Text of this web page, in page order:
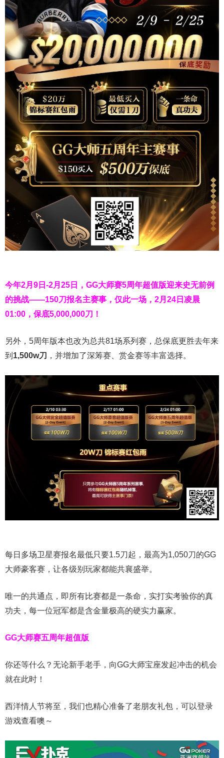
今年2月9日-2月25日， GG大师赛5周年超值版迎来史无前例
的挑战——150刀报名主赛事，仅此一场，2月24日凌晨
01:00，保底5,000,000刀！
另外，5周年版本也改为总共81场系列赛，总保底更胜去年来
到 1,500w刀 ，并增加了深筹赛、赏金赛等丰富选择。
每日多场卫星赛报名最低只要1.5刀起，最高为1,050刀的GG
大师豪客赛，让各级别玩家都能共襄盛举。
唯一的共通点，即所有比赛都是一条命，实打实考验你的真
功夫，每一位冠军都是含金量极高的硬实力赢家。
GG大师赛五周年超值版
你还等什么？无论新手老手，向GG大师宝座发起冲击的机会
就在此时！
西洋情人节将至，我们也精心准备了老朋友礼包，可以登录
游戏查看噢～